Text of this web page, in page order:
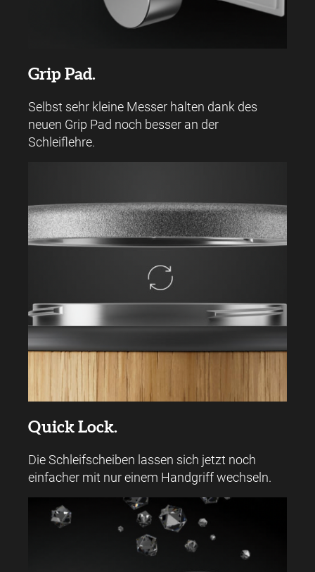
Grip Pad.
Selbst sehr kleine Messer halten dank des
neuen Grip Pad noch besser an der
Schleiflehre.
Quick Lock.
Die Schleifscheiben lassen sich jetzt noch
einfacher mit nur einem Handgriff wechseln.